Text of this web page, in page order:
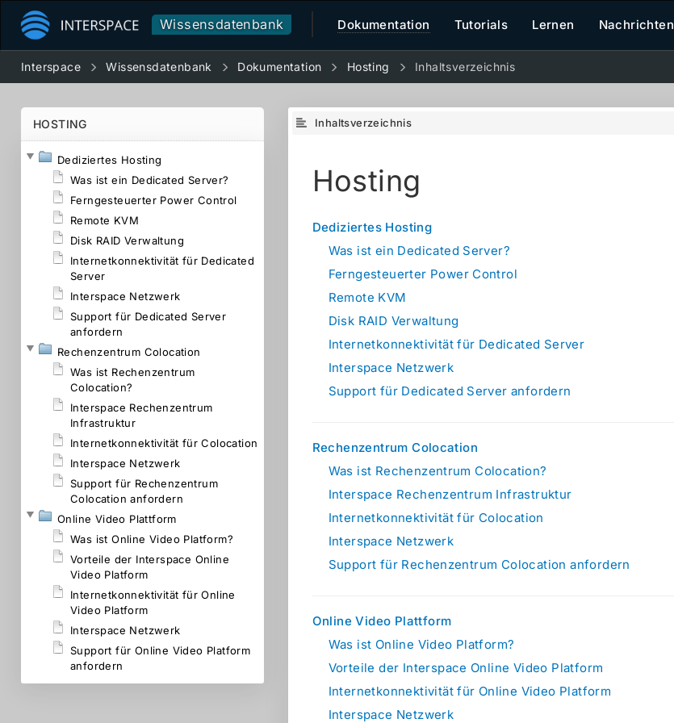
Wissensdatenbank Dokumentation Tutorials Lernen Nachrichten
Interspace Wissensdatenbank Dokumentation Hosting Inhaltsverzeichnis
HOSTING
Dediziertes Hosting
Was ist ein Dedicated Server?
Ferngesteuerter Power Control
Remote KVM
Disk RAID Verwaltung
Internetkonnektivität für Dedicated
Server
Interspace Netzwerk
Support für Dedicated Server
anfordern
Rechenzentrum Colocation
Was ist Rechenzentrum
Colocation?
Interspace Rechenzentrum
Infrastruktur
Internetkonnektivität für Colocation
Interspace Netzwerk
Support für Rechenzentrum
Colocation anfordern
Online Video Plattform
Was ist Online Video Platform?
Vorteile der Interspace Online
Video Platform
Internetkonnektivität für Online
Video Platform
Interspace Netzwerk
Support für Online Video Platform
anfordern
Inhaltsverzeichnis
Hosting
Dediziertes Hosting
Was ist ein Dedicated Server?
Ferngesteuerter Power Control
Remote KVM
Disk RAID Verwaltung
Internetkonnektivität für Dedicated Server
Interspace Netzwerk
Support für Dedicated Server anfordern
Rechenzentrum Colocation
Was ist Rechenzentrum Colocation?
Interspace Rechenzentrum Infrastruktur
Internetkonnektivität für Colocation
Interspace Netzwerk
Support für Rechenzentrum Colocation anfordern
Online Video Plattform
Was ist Online Video Platform?
Vorteile der Interspace Online Video Platform
Internetkonnektivität für Online Video Platform
Interspace Netzwerk